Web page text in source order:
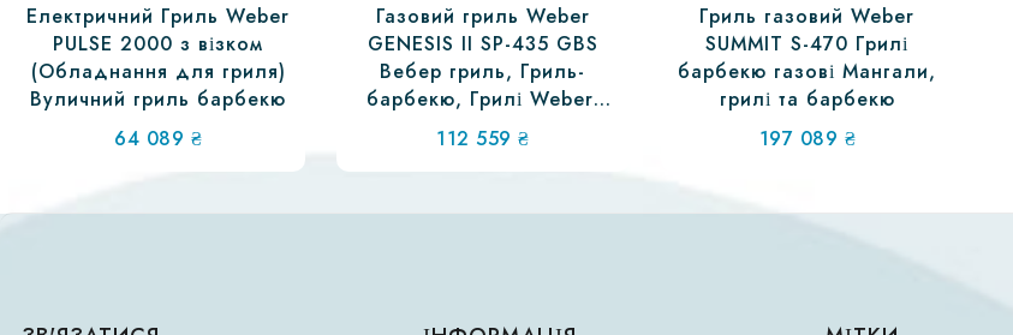
Електричний Гриль Weber
PULSE 2000 з візком
(Обладнання для гриля)
Вуличний гриль барбекю
64 089 ₴
Газовий гриль Weber
GENESIS II SP-435 GBS
Вебер гриль, Гриль-
барбекю, Грилі Weber,
Вугільні грилі
112 559₴
Гриль газовий Weber
SUMMIT S-470 Грилі
барбекю газові Мангали,
грилі та барбекю
197 089 ₴